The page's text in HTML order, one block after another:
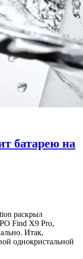
батарею на
раскрыл
Find X9 Pro,
Итак,
однокристальной